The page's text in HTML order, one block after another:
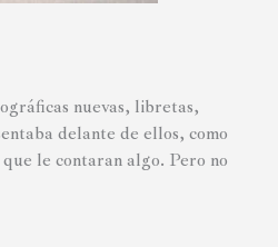
nuevas, libretas,
delante de ellos, como
le contaran algo. Pero no